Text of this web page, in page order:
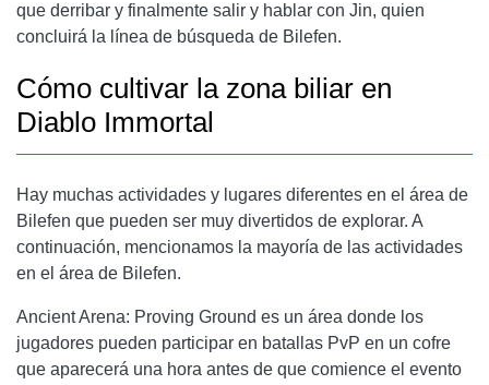
que derribar y finalmente salir y hablar con Jin, quien
concluirá la línea de búsqueda de Bilefen.
Cómo cultivar la zona biliar en
Diablo Immortal
Hay muchas actividades y lugares diferentes en el área de
Bilefen que pueden ser muy divertidos de explorar. A
continuación, mencionamos la mayoría de las actividades
en el área de Bilefen.
Ancient Arena: Proving Ground es un área donde los
jugadores pueden participar en batallas PvP en un cofre
que aparecerá una hora antes de que comience el evento